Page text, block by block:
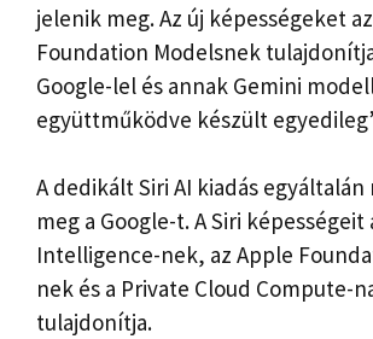
jelenik meg. Az új képességeket
Foundation Modelsnek
Google-lel és annak Gemini
együttműködve készült
A dedikált Siri AI kiadás
meg a Google-t. A Siri képességeit
Intelligence-nek, az Apple
nek és a Private Cloud Compute-
tulajdonítja.